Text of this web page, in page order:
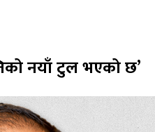
नयाँ टुल भएको छ’